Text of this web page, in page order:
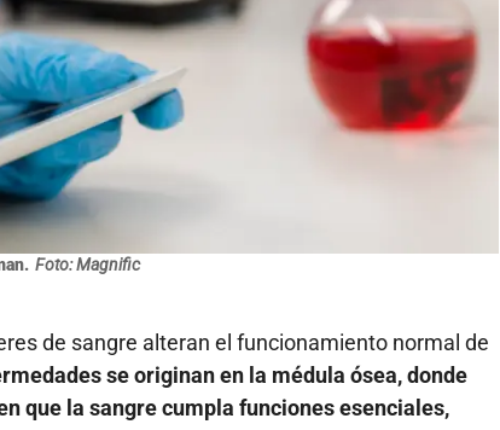
Foto: Magnific
de sangre alteran el funcionamiento normal de
se originan en la médula ósea, donde
que la sangre cumpla funciones esenciales,